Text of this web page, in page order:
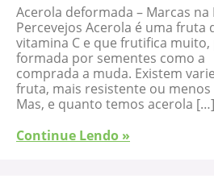
Acerola deformada – Marcas
Percevejos Acerola é uma fruta
vitamina C e que frutifica
formada por sementes como
comprada a muda. Existem
fruta, mais resistente ou menos
Mas, e quanto temos acerola […]
Continue Lendo »